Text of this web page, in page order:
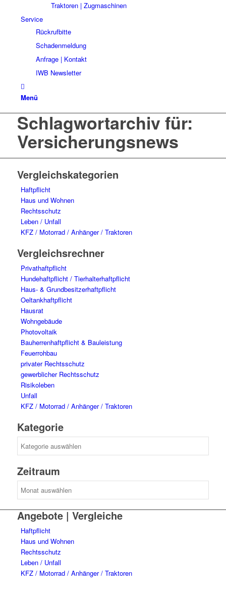
Traktoren | Zugmaschinen
Service
Rückrufbitte
Schadenmeldung
Anfrage | Kontakt
IWB Newsletter
Menü
Schlagwortarchiv für:
Versicherungsnews
Vergleichskategorien
Haftpflicht
Haus und Wohnen
Rechtsschutz
Leben / Unfall
KFZ / Motorrad / Anhänger / Traktoren
Vergleichsrechner
Privathaftpflicht
Hundehaftpflicht / Tierhalterhaftpflicht
Haus- & Grundbesitzerhaftpflicht
Oeltankhaftpflicht
Hausrat
Wohngebäude
Photovoltaik
Bauherrenhaftpflicht & Bauleistung
Feuerrohbau
privater Rechtsschutz
gewerblicher Rechtsschutz
Risikoleben
Unfall
KFZ / Motorrad / Anhänger / Traktoren
Kategorie
Zeitraum
Angebote | Vergleiche
Haftpflicht
Haus und Wohnen
Rechtsschutz
Leben / Unfall
KFZ / Motorrad / Anhänger / Traktoren